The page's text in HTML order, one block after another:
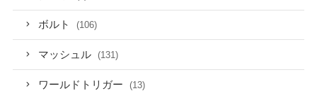
ボルト (106)
マッシュル (131)
ワールドトリガー (13)